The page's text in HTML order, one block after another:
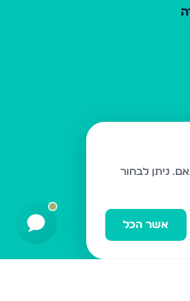
ניתן לבחור
אשר הכל